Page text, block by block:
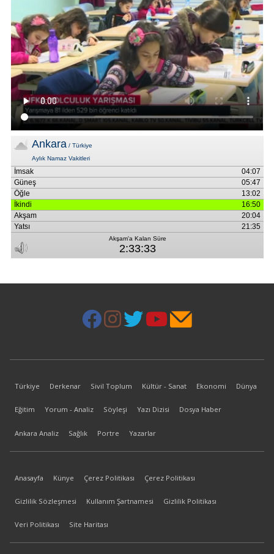
Türkiye Derkenar Sivil Toplum Kültür - Sanat Ekonomi Dünya
Eğitim Yorum - Analiz Söyleşi Yazı Dizisi Dosya Haber
Ankara Analiz Sağlık Portre Yazarlar
Anasayfa Künye Çerez Politikası Çerez Politikası
Gizlilik Sözleşmesi Kullanım Şartnamesi Gizlilik Politikası
Veri Politikası Site Haritası